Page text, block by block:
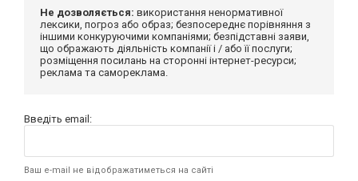
Не дозволяється: використання ненормативної
лексики, погроз або образ; безпосереднє порівняння з
іншими конкуруючими компаніями; безпідставні заяви,
що ображають діяльність компанії і / або її послуги;
розміщення посилань на сторонні інтернет-ресурси;
реклама та самореклама.
Введіть email:
Ваш e-mail не відображатиметься на сайті